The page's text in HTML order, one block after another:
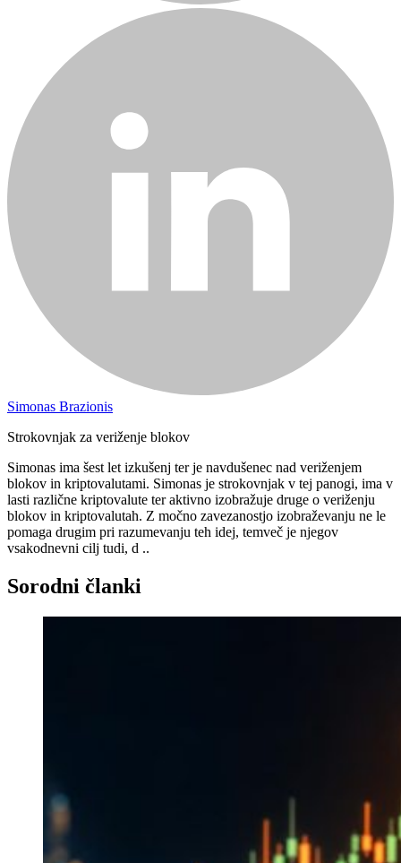
Simonas Brazionis
Strokovnjak za veriženje blokov
Simonas ima šest let izkušenj ter je navdušenec nad veriženjem
blokov in kriptovalutami. Simonas je strokovnjak v tej panogi, ima v
lasti različne kriptovalute ter aktivno izobražuje druge o veriženju
blokov in kriptovalutah. Z močno zavezanostjo izobraževanju ne le
pomaga drugim pri razumevanju teh idej, temveč je njegov
vsakodnevni cilj tudi, d ..
Sorodni članki